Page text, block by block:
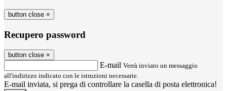
button close ×
Recupero password
button close ×
E-mail Verrà inviato un messaggio
all'indirizzo indicato con le istruzioni necessarie.
E-mail inviata, si prega di controllare la casella di posta elettronica!